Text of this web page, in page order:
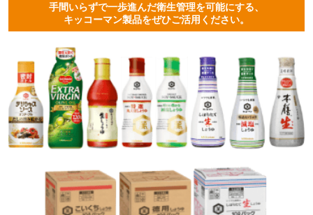
手間いらずで一歩進んだ衛生管理を可能にする、
キッコーマン製品をぜひご活用ください。